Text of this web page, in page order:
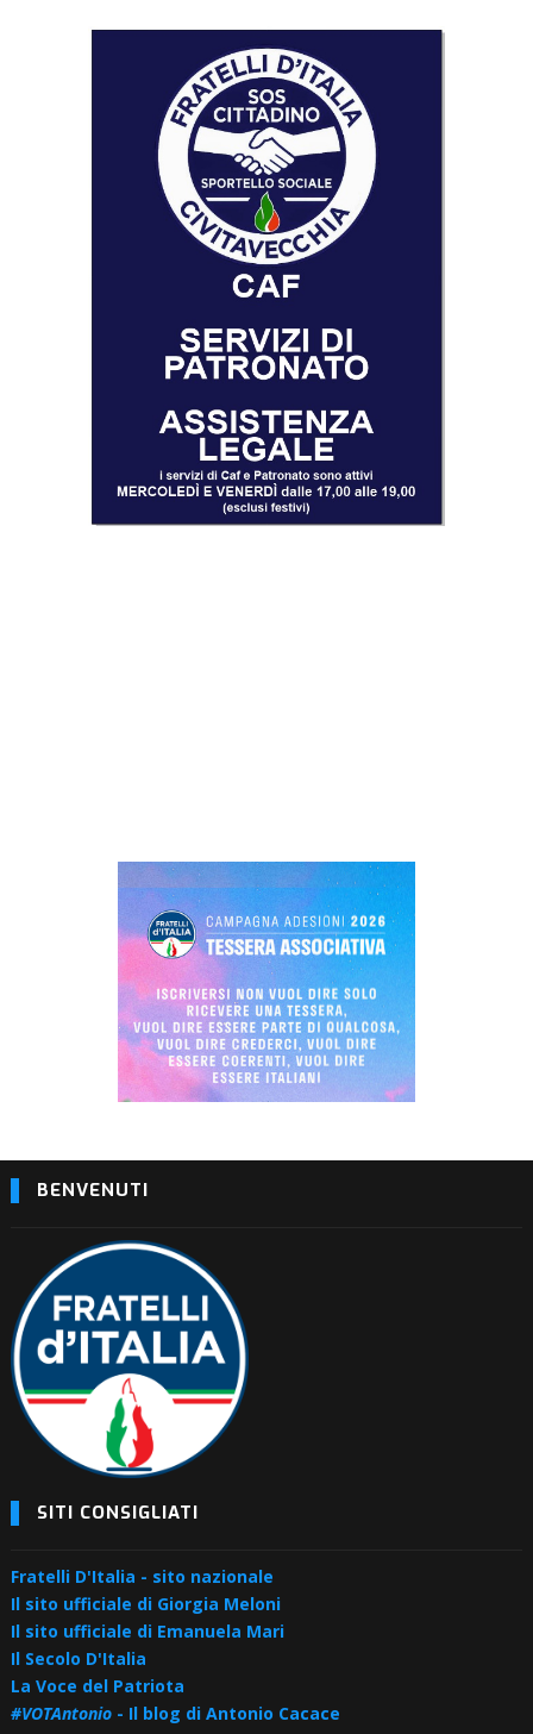
BENVENUTI
SITI CONSIGLIATI
Fratelli D'Italia - sito nazionale
Il sito ufficiale di Giorgia Meloni
Il sito ufficiale di Emanuela Mari
Il Secolo D'Italia
La Voce del Patriota
#VOTAntonio- Il blog di Antonio Cacace